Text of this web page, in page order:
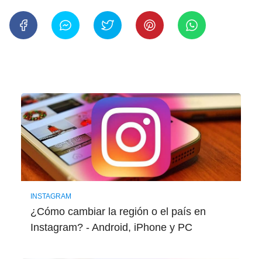
INSTAGRAM
¿Cómo cambiar la región o el país en
Instagram? - Android, iPhone y PC